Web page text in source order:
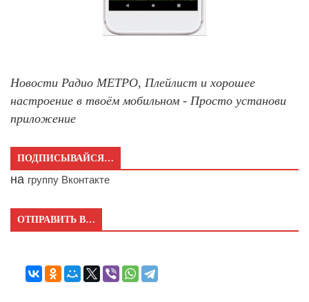
Новости Радио МЕТРО, Плейлист и хорошее
настроение в твоём мобильном - Просто установи
приложение
ПОДПИСЫВАЙСЯ…
на группу Вконтакте
ОТПРАВИТЬ В…